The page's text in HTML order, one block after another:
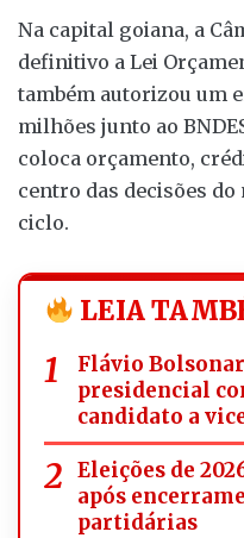
Na capital goiana, a
definitivo a Lei
também autorizou um
milhões junto ao
coloca orçamento,
centro das decisões
ciclo.
LEIA
Flávio
presidencial
candidato a
Eleições de
após
partidárias